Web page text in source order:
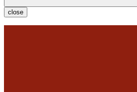
close